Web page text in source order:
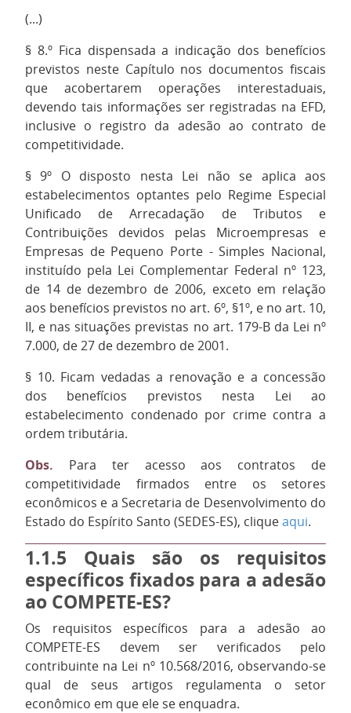
(...)
§ 8.º Fica dispensada a indicação dos benefícios
previstos neste Capítulo nos documentos fiscais
que acobertarem operações interestaduais,
devendo tais informações ser registradas na EFD,
inclusive o registro da adesão ao contrato de
competitividade.
§ 9º O disposto nesta Lei não se aplica aos
estabelecimentos optantes pelo Regime Especial
Unificado de Arrecadação de Tributos e
Contribuições devidos pelas Microempresas e
Empresas de Pequeno Porte - Simples Nacional,
instituído pela Lei Complementar Federal nº 123,
de 14 de dezembro de 2006, exceto em relação
aos benefícios previstos no art. 6º, §1º, e no art. 10,
II, e nas situações previstas no art. 179-B da Lei nº
7.000, de 27 de dezembro de 2001.
§ 10. Ficam vedadas a renovação e a concessão
dos benefícios previstos nesta Lei ao
estabelecimento condenado por crime contra a
ordem tributária.
Obs.
Para ter acesso aos contratos de
competitividade firmados entre os setores
econômicos e a Secretaria de Desenvolvimento do
Estado do Espírito Santo (SEDES-ES), cliqueaqui.
1.1.5 Quais são os requisitos
específicos fixados para a adesão
ao COMPETE-ES?
Os requisitos específicos para a adesão ao
COMPETE-ES devem ser verificados pelo
contribuinte na Lei nº 10.568/2016, observando-se
qual de seus artigos regulamenta o setor
econômico em que ele se enquadra.